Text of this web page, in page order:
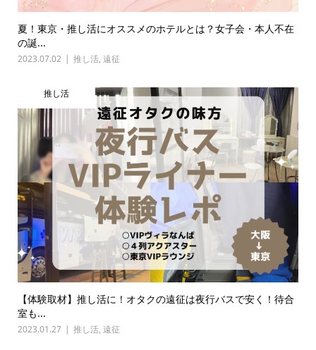
夏！東京・推し活にオススメのホテルとは？女子会・本人不在
の誕...
2023.07.02 推し活, 遠征
推し活
【体験取材】推し活に！オタクの遠征は夜行バスで安く！待合
室も...
2023.01.27 推し活, 遠征